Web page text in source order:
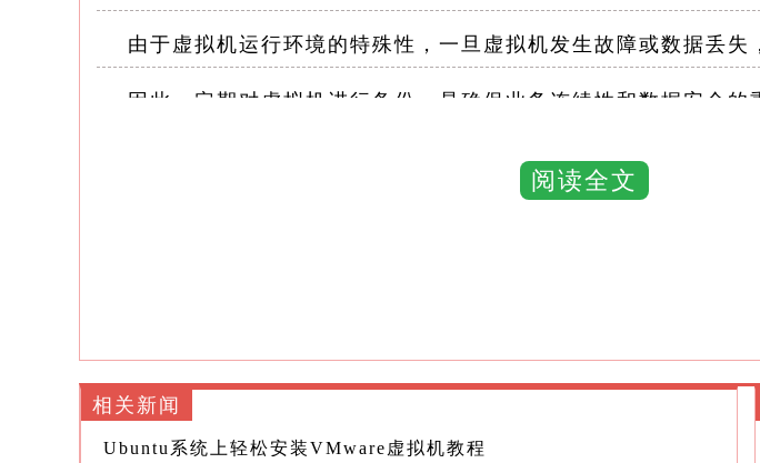
由于虚拟机运行环境的特殊性，一旦虚拟机发生故障或数据丢失
因此，定期对虚拟机进行备份，是确保业务连续性和数据安全的
二、VMware虚拟机备份的常用方法 VMware提供了多种虚拟机
文件、拍摄虚拟机快照以及使用专业虚拟机备份软件等
通过VMware的ESXi Web客户端或vSphere客户端，可以将目标
（.vmdk）和配置文件（.vmx）从数据存储浏览器中下载到本地，
操作步骤： 1.登录ESXi Web客户端：首先，访问ESXi Web客
阅读全文
相关新闻
Ubuntu系统上轻松安装VMware虚拟机教程